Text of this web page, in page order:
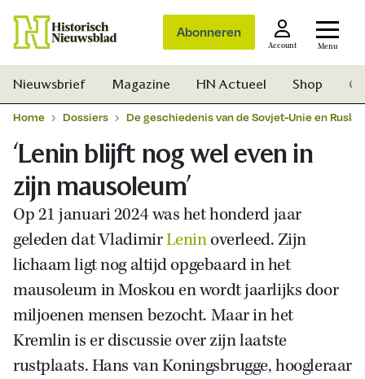
Abonneren
Account Menu
Zoek
Nieuwsbrief Magazine HN Actueel Shop
Home Dossiers De geschiedenis van de Sovjet-Unie en
‘Lenin blijft nog wel even in
zijn mausoleum’
Op 21 januari 2024 was het honderd jaar
geleden dat VladimirLeninoverleed. Zijn
lichaam ligt nog altijd opgebaard in het
mausoleum in Moskou en wordt jaarlijks door
miljoenen mensen bezocht. Maar in het
Kremlin is er discussie over zijn laatste
rustplaats. Hans van Koningsbrugge, hoogleraar